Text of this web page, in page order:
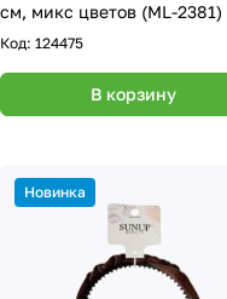
см, микс цветов (ML-2381)
Код: 124475
В корзину
Новинка